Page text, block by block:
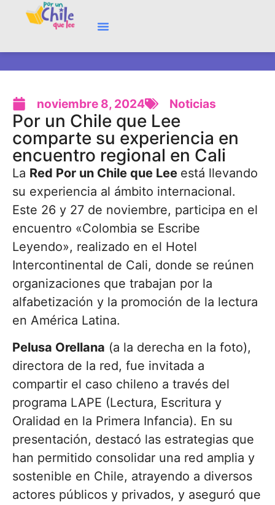
noviembre 8, 2024 Noticias
Por un Chile que Lee
comparte su experiencia en
encuentro regional en Cali
La Red Por un Chile que Lee está llevando
su experiencia al ámbito internacional.
Este 26 y 27 de noviembre, participa en el
encuentro «Colombia se Escribe
Leyendo», realizado en el Hotel
Intercontinental de Cali, donde se reúnen
organizaciones que trabajan por la
alfabetización y la promoción de la lectura
en América Latina.
Pelusa Orellana (a la derecha en la foto),
directora de la red, fue invitada a
compartir el caso chileno a través del
programa LAPE (Lectura, Escritura y
Oralidad en la Primera Infancia). En su
presentación, destacó las estrategias que
han permitido consolidar una red amplia y
sostenible en Chile, atrayendo a diversos
actores públicos y privados, y aseguró que